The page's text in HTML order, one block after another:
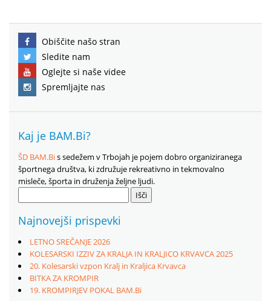
Obiščite našo stran
Sledite nam
Oglejte si naše videe
Spremljajte nas
Kaj je BAM.Bi?
ŠD BAM.Bis sedežem v Trbojah je pojem dobro organiziranega
športnega društva, ki združuje rekreativno in tekmovalno
misleče, športa in druženja željne ljudi.
Najnovejši prispevki
LETNO SREČANJE 2026
KOLESARSKI IZZIV ZA KRALJA IN KRALJICO KRVAVCA 2025
20. Kolesarski vzpon Kralj in Kraljica Krvavca
BITKA ZA KROMPIR
19. KROMPIRJEV POKAL BAM.Bi